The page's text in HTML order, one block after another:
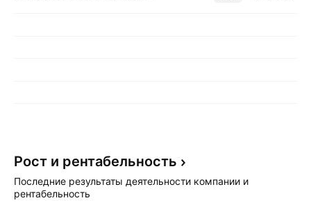
Рост и рентабельность
Последние результаты деятельности компании и
рентабельность